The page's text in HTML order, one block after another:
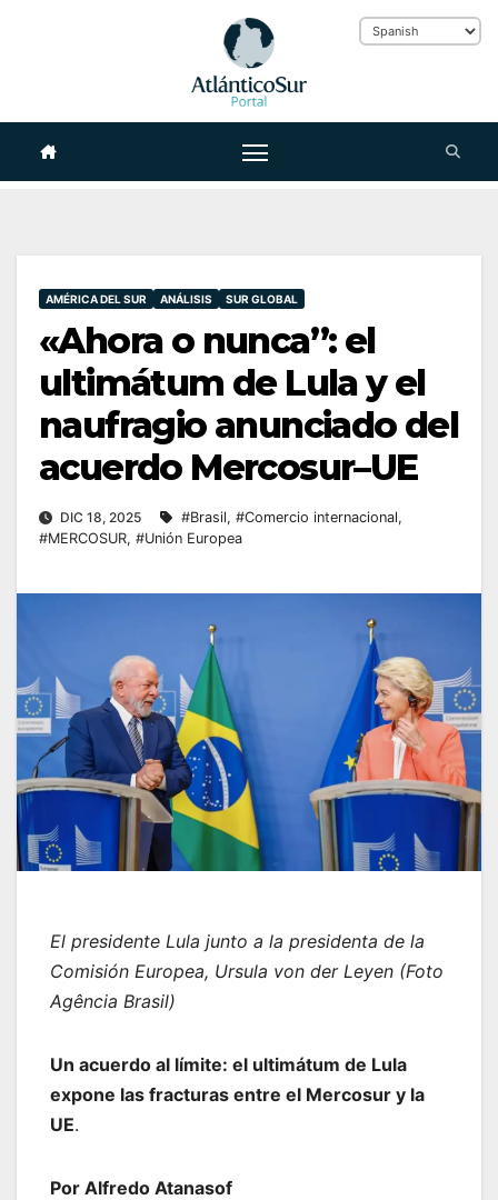
AMÉRICA DEL SUR ANÁLISIS SUR GLOBAL
«Ahora o nunca”: el
ultimátum de Lula y el
naufragio anunciado del
acuerdo Mercosur–UE
DIC 18, 2025 #Brasil, #Comercio internacional,
#MERCOSUR, #Unión Europea
El presidente Lula junto a la presidenta de la
Comisión Europea, Ursula von der Leyen (Foto
Agência Brasil)
Un acuerdo al límite: el ultimátum de Lula
expone las fracturas entre el Mercosur y la
UE.
Por Alfredo Atanasof